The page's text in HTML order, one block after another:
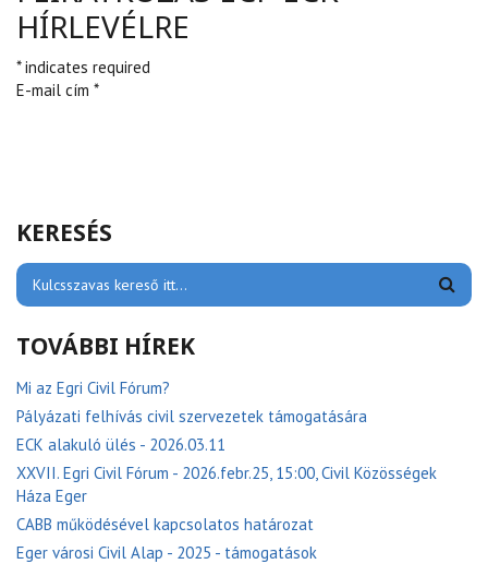
HÍRLEVÉLRE
* indicates required
E-mail cím *
KERESÉS
TOVÁBBI HÍREK
Mi az Egri Civil Fórum?
Pályázati felhívás civil szervezetek támogatására
ECK alakuló ülés - 2026.03.11
XXVII. Egri Civil Fórum - 2026.febr.25, 15:00, Civil Közösségek
Háza Eger
CABB működésével kapcsolatos határozat
Eger városi Civil Alap - 2025 - támogatások